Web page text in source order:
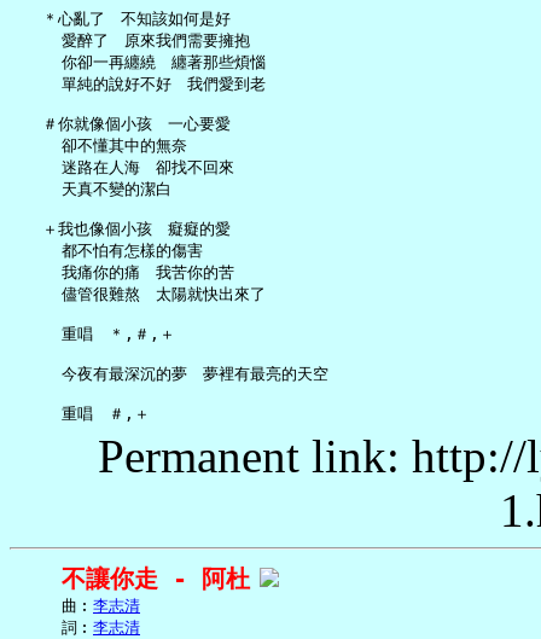
   ＊心亂了　不知該如何是好
     愛醉了　原來我們需要擁抱
     你卻一再纏繞　纏著那些煩惱
     單純的說好不好　我們愛到老
   ＃你就像個小孩　一心要愛
     卻不懂其中的無奈
     迷路在人海　卻找不回來
     天真不變的潔白
   ＋我也像個小孩　癡癡的愛
     都不怕有怎樣的傷害
     我痛你的痛　我苦你的苦
     儘管很難熬　太陽就快出來了
     重唱　＊,＃,＋
     今夜有最深沉的夢　夢裡有最亮的天空
Permanent link:
不讓你走 - 阿杜
     曲︰
李志清
     詞︰
李志清